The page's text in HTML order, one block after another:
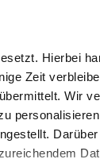
Hierbei
Zeit
Wir